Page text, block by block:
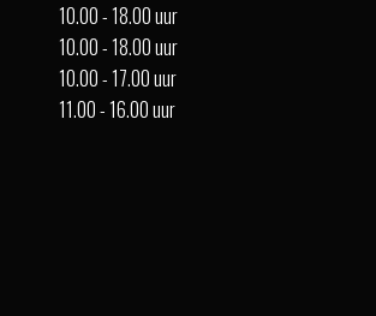
10.00 - 18.00 uur
10.00 - 18.00 uur
10.00 - 17.00 uur
11.00 - 16.00 uur